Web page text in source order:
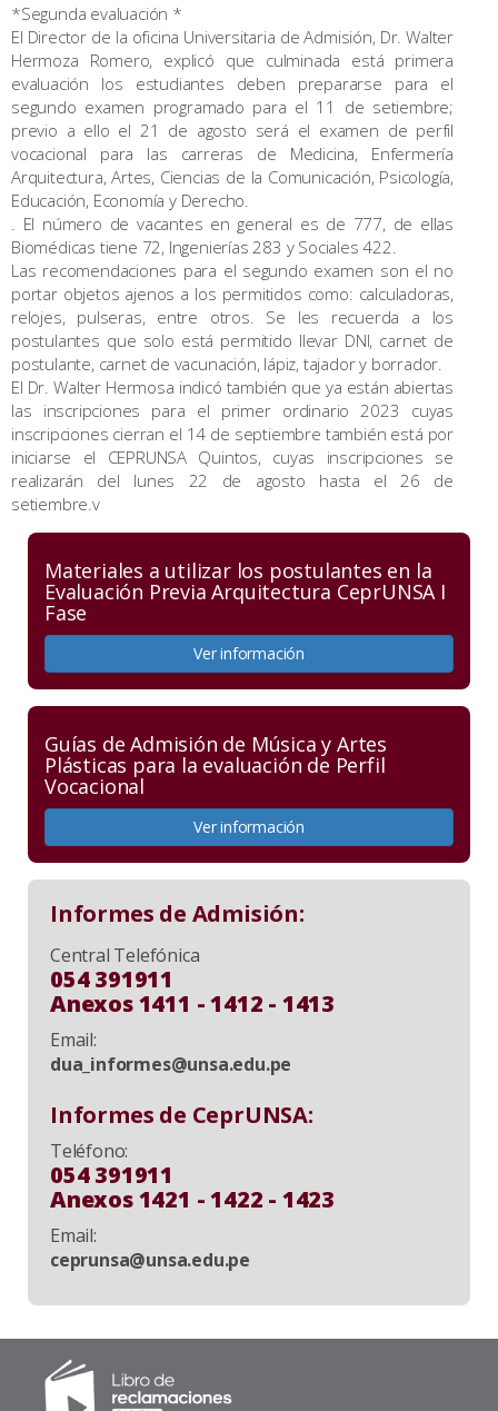
*Segunda evaluación *
El Director de la oficina Universitaria de Admisión, Dr. Walter
Hermoza Romero, explicó que culminada está primera
evaluación los estudiantes deben prepararse para el
segundo examen programado para el 11 de setiembre;
previo a ello el 21 de agosto será el examen de perfil
vocacional para las carreras de Medicina, Enfermería
Arquitectura, Artes, Ciencias de la Comunicación, Psicología,
Educación, Economía y Derecho.
. El número de vacantes en general es de 777, de ellas
Biomédicas tiene 72, Ingenierías 283 y Sociales 422.
Las recomendaciones para el segundo examen son el no
portar objetos ajenos a los permitidos como: calculadoras,
relojes, pulseras, entre otros. Se les recuerda a los
postulantes que solo está permitido llevar DNI, carnet de
postulante, carnet de vacunación, lápiz, tajador y borrador.
El Dr. Walter Hermosa indicó también que ya están abiertas
las inscripciones para el primer ordinario 2023 cuyas
inscripciones cierran el 14 de septiembre también está por
iniciarse el CEPRUNSA Quintos, cuyas inscripciones se
realizarán del lunes 22 de agosto hasta el 26 de
setiembre.v
Materiales a utilizar los postulantes en la
Evaluación Previa Arquitectura CeprUNSA I
Fase
Ver información
Guías de Admisión de Música y Artes
Plásticas para la evaluación de Perfil
Vocacional
Ver información
Informes de Admisión:
Central Telefónica
054 391911
Anexos 1411 - 1412 - 1413
Email:
dua_informes@unsa.edu.pe
Informes de CeprUNSA:
Teléfono:
054 391911
Anexos 1421 - 1422 - 1423
Email:
ceprunsa@unsa.edu.pe